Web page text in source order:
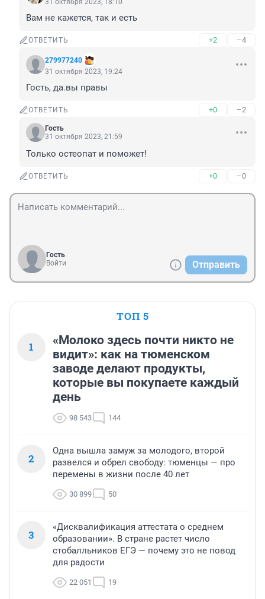
31 октября 2023, 18:10
Вам не кажется, так и есть
ОТВЕТИТЬ +2 –4
279977240
31 октября 2023, 19:24
Гость, да.вы правы
ОТВЕТИТЬ +0 –2
Гость
31 октября 2023, 21:59
Только остеопат и поможет!
ОТВЕТИТЬ +0 –0
Гость
Войти
Отправить
ТОП 5
1
«Молоко здесь почти никто не
видит»: как на тюменском
заводе делают продукты,
которые вы покупаете каждый
день
98 543 144
2
Одна вышла замуж за молодого, второй
развелся и обрел свободу: тюменцы — про
перемены в жизни после 40 лет
30 899 50
3
«Дисквалификация аттестата о среднем
образовании». В стране растет число
стобалльников ЕГЭ — почему это не повод
для радости
22 051 19